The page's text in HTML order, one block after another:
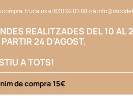
truca’ns al 630 92 06 88o a
REALITZADES DEL 10 AL
24 D’AGOST.
A TOTS!
de compra 15€